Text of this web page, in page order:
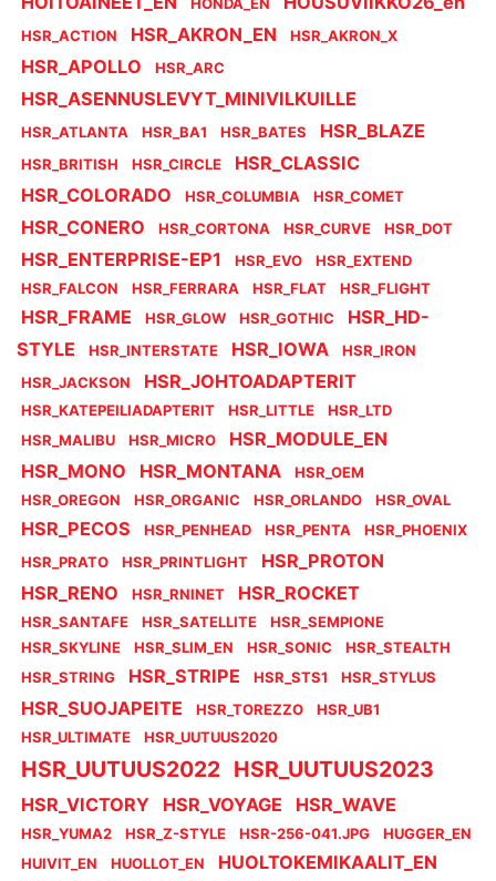
HONDA_EN
HSR_ACTION HSR_AKRON_EN HSR_AKRON_X
HSR_APOLLO HSR_ARC
HSR_ASENNUSLEVYT_MINIVILKUILLE
HSR_ATLANTA HSR_BA1 HSR_BATES HSR_BLAZE
HSR_BRITISH HSR_CIRCLE
HSR_CLASSIC
HSR_COLORADO
HSR_COLUMBIA HSR_COMET
HSR_CONERO HSR_CORTONA HSR_CURVE HSR_DOT
HSR_ENTERPRISE-EP1 HSR_EVO
HSR_EXTEND
HSR_FALCON
HSR_FERRARA HSR_FLAT HSR_FLIGHT
HSR_FRAME HSR_GLOW HSR_GOTHIC
HSR_HD-
STYLE
HSR_INTERSTATE HSR_IOWA
HSR_IRON
HSR_JACKSON
HSR_JOHTOADAPTERIT
HSR_KATEPEILIADAPTERIT HSR_LITTLE
HSR_LTD
HSR_MALIBU
HSR_MICRO
HSR_MODULE_EN
HSR_MONO
HSR_MONTANA
HSR_OEM
HSR_OREGON
HSR_ORGANIC HSR_ORLANDO HSR_OVAL
HSR_PECOS HSR_PENHEAD HSR_PENTA
HSR_PHOENIX
HSR_PRATO
HSR_PRINTLIGHT
HSR_PROTON
HSR_RENO
HSR_RNINET HSR_ROCKET
HSR_SANTAFE HSR_SATELLITE
HSR_SEMPIONE
HSR_SKYLINE
HSR_SLIM_EN HSR_SONIC
HSR_STEALTH
HSR_STRING
HSR_STRIPE HSR_STS1 HSR_STYLUS
HSR_SUOJAPEITE HSR_TOREZZO
HSR_UB1
HSR_ULTIMATE
HSR_UUTUUS2020
HSR_UUTUUS2022 HSR_UUTUUS2023
HSR_VICTORY HSR_VOYAGE HSR_WAVE
HSR_YUMA2 HSR_Z-STYLE HSR-256-041.JPG
HUGGER_EN
HUIVIT_EN
HUOLLOT_EN HUOLTOKEMIKAALIT_EN